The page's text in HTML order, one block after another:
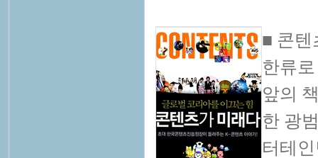
■ 콘텐
한류
앞의
한 광
터테